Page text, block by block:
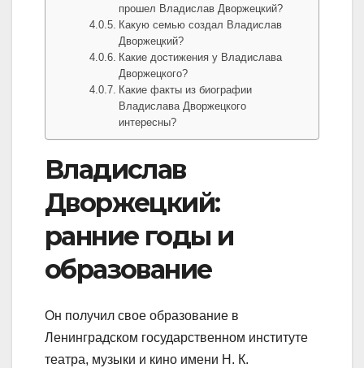
прошел Владислав Дворжецкий?
Какую семью создал Владислав
Дворжецкий?
Какие достижения у Владислава
Дворжецкого?
Какие факты из биографии
Владислава Дворжецкого
интересны?
Владислав
Дворжецкий:
ранние годы и
образование
Он получил свое образование в
Ленинградском государственном институте
театра, музыки и кино имени Н. К.